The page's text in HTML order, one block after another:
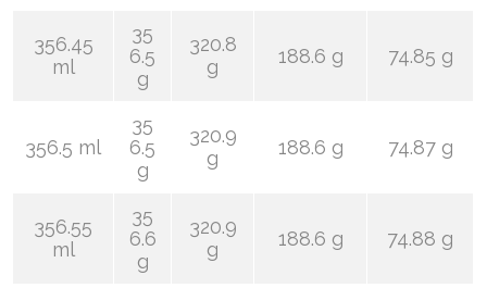
356.45
ml
35
6.5
g
320.8
g
188.6 g 74.85 g
356.5 ml
35
6.5
g
320.9
g
188.6 g 74.87 g
356.55
ml
35
6.6
g
320.9
g
188.6 g 74.88 g